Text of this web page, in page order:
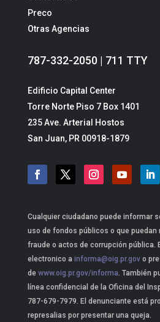
Preco
Otras Agencias
787-332-2050 | 711 TTY
Edificio Capital Center
Torre Norte Piso 7 Box 1401
235 Ave. Arterial Hostos
San Juan, PR 00918-1879
Cualquier ciudadano puede informar
uso de fondos públicos o que puedan
fraude o actos de corrupción pública.
electronico a informa@oig.pr.govo
dewww.oig.pr.gov/informa. También
línea confidencial de la Oficina del
787-679-7979. El denunciante está
represalias por presentar una queja.